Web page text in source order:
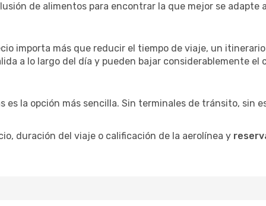
de alimentos para encontrar la que mejor se adapte
importa más que reducir el tiempo de viaje, un
a lo largo del día y pueden bajar considerablemente el
es la opción más sencilla. Sin terminales de tránsito, sin
duración del viaje o calificación de la aerolínea y